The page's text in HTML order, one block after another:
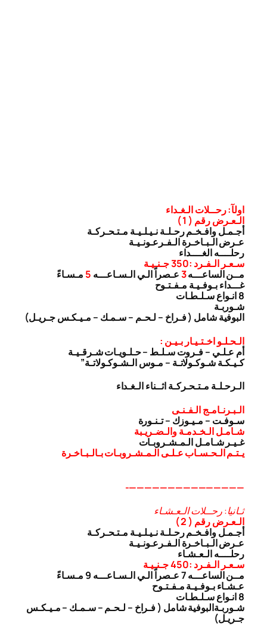
اولآ: رحــلات الـغـداء
الـعـرض رقم ( 1 )
أجـمـل وافـخـم رحـلـة نـيـلـيـة مـتـحـركـة
عـرض الـبـاخـرة الـفـرعـونـيـة
رحلــــه الغــــداء
سـعـر الـفـرد :350 جـنـيـة
مــن الساعـــه3عـصراً الـي الـسـاعـــه 5 مـسـاءً
غـــداء بـوفـيـة مـفـتـوح
8 انـواع سـلـطـات
شـوربـة
البوفية شامل ( فـراخ – لـحـم – سـمـك – مـيـكـس جـريـل)
الـحـلـو اخـتـيـار بـيـن :
أم عـلـي – فـروت سـلـط – حـلـويـات شـرقـيـة
كـيـكـة شـوكـولاتـة – مـوس الـشـوكـولاتـة”
الـرحـلـة مـتـحـركـة اثــناء الـغـداء
الـبـرنـامـج الـفـنـى
سـوفـت – مـيـوزك – تـنـورة
شـامـل الـخـدمـة والـضـريـبة
غـيـر شـامـل الـمـشـروبـات
يـتـم الـحـسـاب عـلـى الـمـشـروبـات بـالـبـاخـرة
———————————————-
ثـانيا: رحــلات الـعـشـاء
الـعـرض رقم ( 2 )
أجـمـل وافـخـم رحـلـة نـيـلـيـة مـتـحـركـة
عـرض الـبـاخـرة الـفـرعـونـيـة
رحلــــه الـعـشـاء
سـعـر الـفـرد :450 جـنـيـة
مــن الساعـــه 7 عـصراً الـي الـسـاعـــه 9 مـسـاءً
عـشـاء بـوفـيـة مـفـتـوح
8 انـواع سـلـطـات
شـوربـةالبوفية شامل ( فـراخ – لـحـم – سـمـك – مـيـكـس
جـريـل)